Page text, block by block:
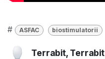
# ASFAC biostimulatorii
Terrabit, Terrabit